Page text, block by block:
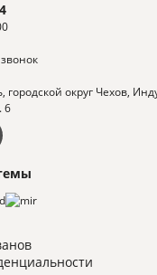
городской округ Чехов,
6